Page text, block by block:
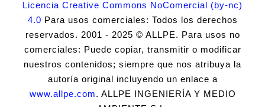
Licencia Creative Commons NoComercial (by-nc)
4.0 Para usos comerciales: Todos los derechos
reservados. 2001 - 2025 © ALLPE. Para usos no
comerciales: Puede copiar, transmitir o modificar
nuestros contenidos; siempre que nos atribuya la
autoría original incluyendo un enlace a
www.allpe.com. ALLPE INGENIERÍA Y MEDIO